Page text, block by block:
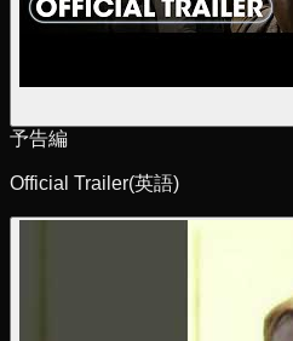
予告編
Official Trailer(英語)